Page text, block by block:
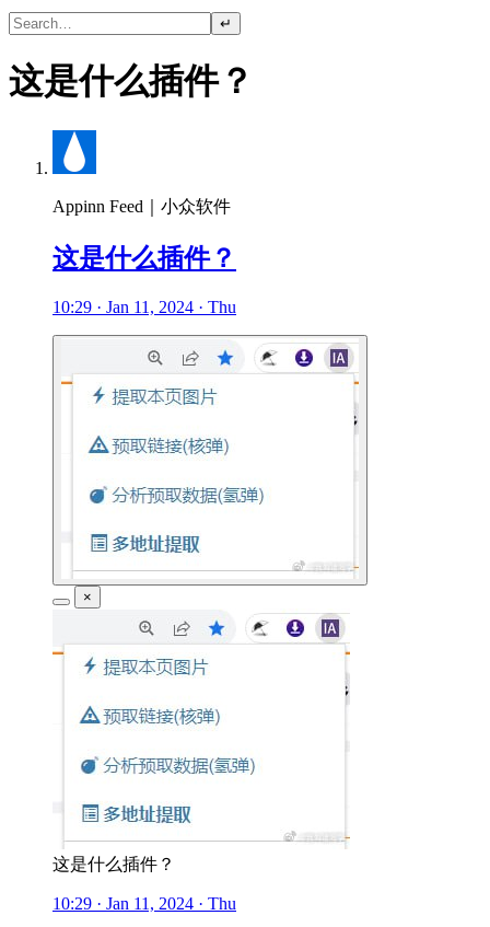
↵
这是什么插件？
Appinn Feed｜小众软件
这是什么插件？
10:29 · Jan 11, 2024 · Thu
×
这是什么插件？
10:29 · Jan 11, 2024 · Thu